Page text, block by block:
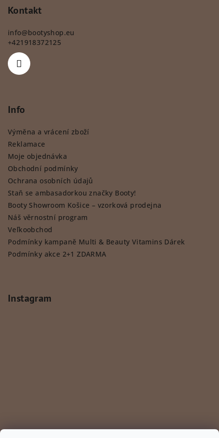
Kontakt
info@bootyshop.eu
+421918372125
Info
Výměna a vrácení zboží
Reklamace
Moje objednávka
Obchodní podmínky
Ochrana osobních údajů
Staň se ambasadorkou značky Booty!
Booty Showroom Košice – vzorková prodejna
Náš věrnostní program
Veľkoobchod
Podmínky kampaně Multi & Beauty Vitamins Dárek
Podmínky akce 2+1 ZDARMA
Instagram